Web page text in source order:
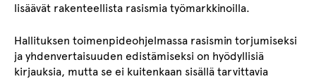
lisäävät rakenteellista rasismia työmarkkinoilla.
Hallituksen toimenpideohjelmassa rasismin torjumiseksi
ja yhdenvertaisuuden edistämiseksi on hyödyllisiä
kirjauksia, mutta se ei kuitenkaan sisällä tarvittavia